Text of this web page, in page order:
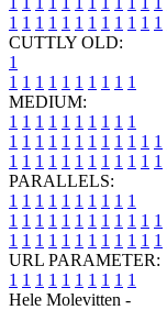
1 1 1 1 1 1 1 1 1 1 1 1
CUTTLY OLD:
1
1 1 1 1 1 1 1 1 1 1
MEDIUM:
1 1 1 1 1 1 1 1 1 1
1 1 1 1 1 1 1 1 1 1 1 1
1 1 1 1 1 1 1 1 1 1 1 1
PARALLELS:
1 1 1 1 1 1 1 1 1 1
1 1 1 1 1 1 1 1 1 1 1 1
1 1 1 1 1 1 1 1 1 1 1 1
URL PARAMETER:
1 1 1 1 1 1 1 1 1 1
Hele Molevitten -